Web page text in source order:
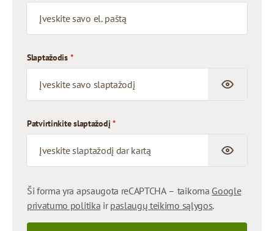
Slaptažodis *
Slaptažodis paslėptas
Patvirtinkite slaptažodį *
Patvirtinti slaptažodį paslėptą
Ši forma yra apsaugota reCAPTCHA – taikoma Google
privatumo politika irpaslaugų teikimo sąlygos.